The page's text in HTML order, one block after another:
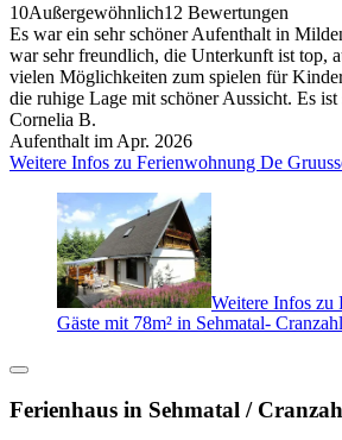
10Außergewöhnlich12 Bewertungen
Es war ein sehr schöner Aufenthalt in
war sehr freundlich, die Unterkunft ist top,
vielen Möglichkeiten zum spielen für
die ruhige Lage mit schöner Aussicht. Es ist
Cornelia B.
Aufenthalt im Apr. 2026
Weitere Infos zu Ferienwohnung De
Weitere Infos zu
Gäste mit 78m² in Sehmatal-
Ferienhaus in Sehmatal /